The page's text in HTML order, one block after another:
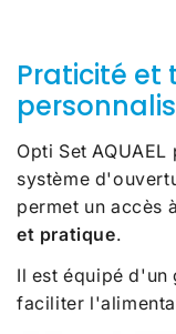
Praticité et
Opti Set
système
permet un accès
et pratique.
Il est équipé
faciliter